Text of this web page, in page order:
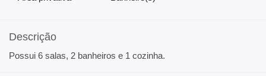
Descrição
Possui 6 salas, 2 banheiros e 1 cozinha.